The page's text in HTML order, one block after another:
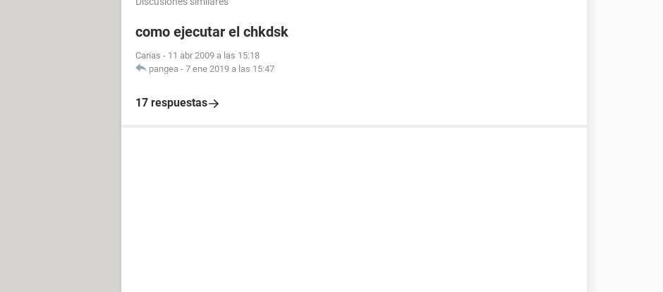
como ejecutar el chkdsk
Carias - 11 abr 2009 a las 15:18
pangea - 7 ene 2019 a las 15:47
17 respuestas